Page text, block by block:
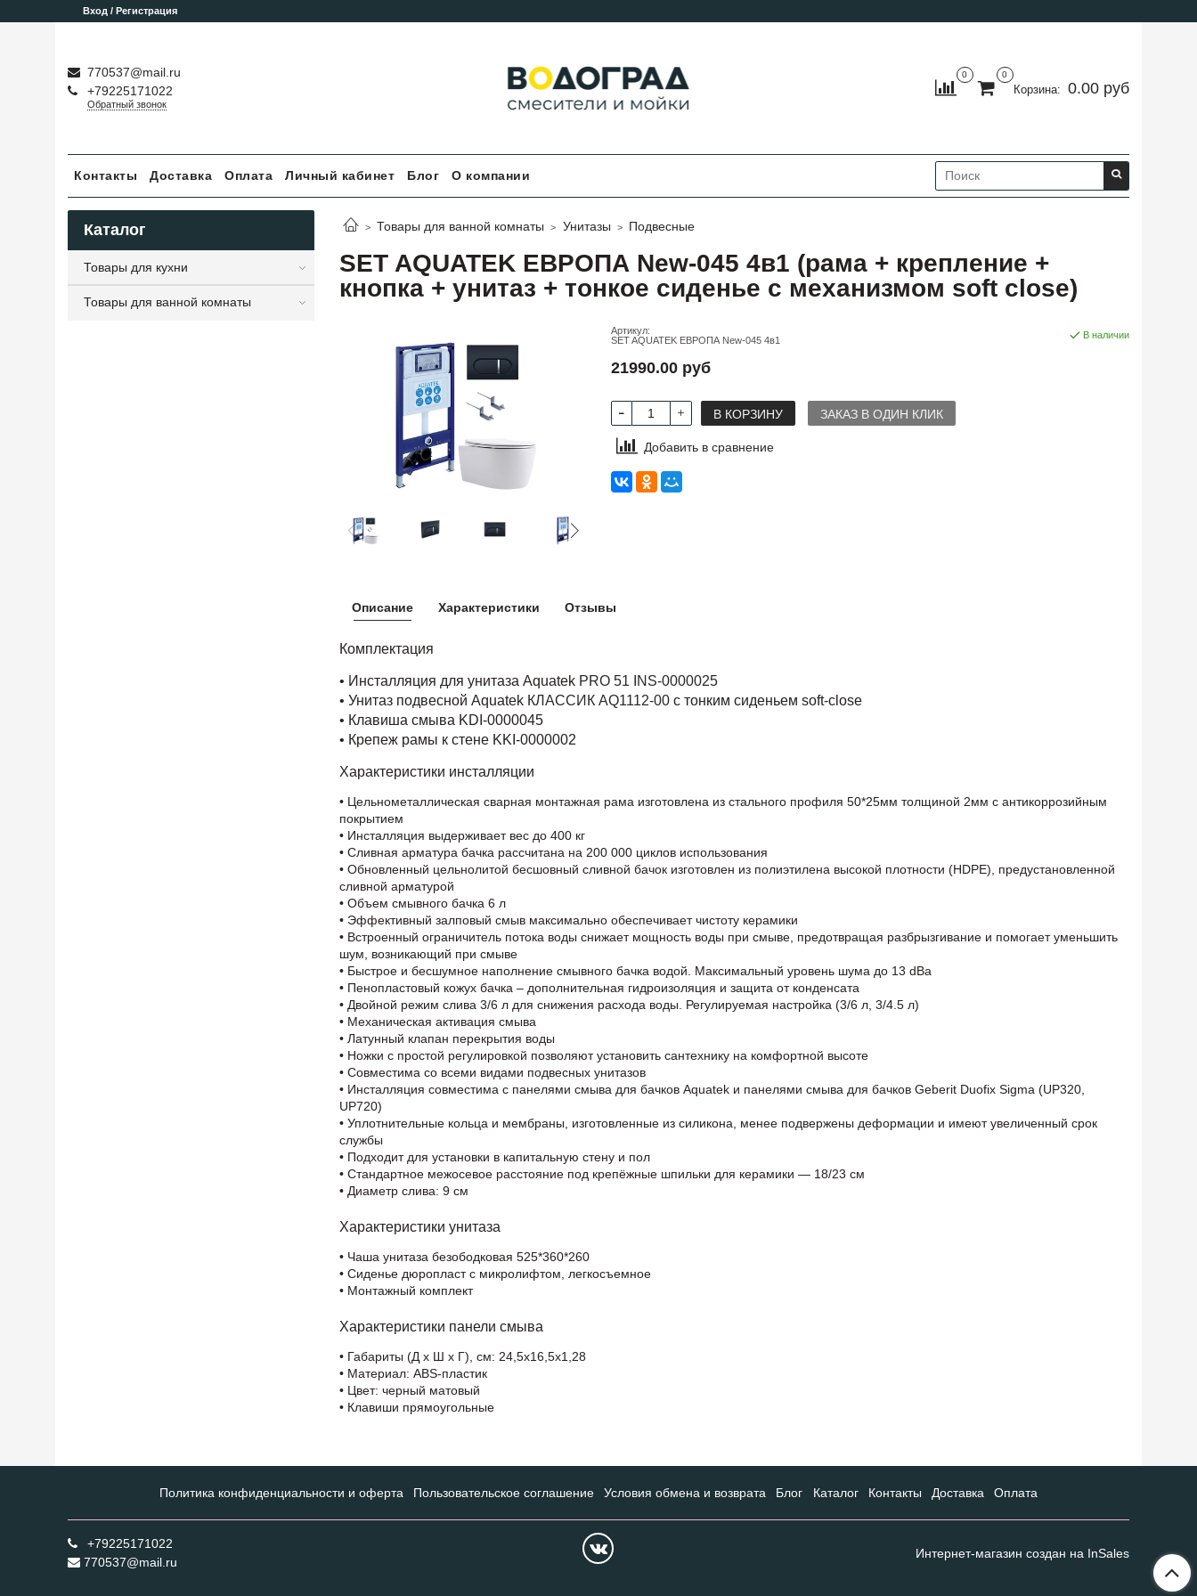
Вход / Регистрация
770537@mail.ru
+79225171022
Обратный звонок
0 0
Корзина: 0.00 руб
Контакты Доставка Оплата Личный кабинет Блог О компании
Товары для ванной комнаты Унитазы Подвесные
SET AQUATEK ЕВРОПА New-045 4в1 (рама + крепление +
кнопка + унитаз + тонкое сиденье с механизмом soft close)
Артикул:
SET AQUATEK ЕВРОПА New-045 4в1
В наличии
21990.00 руб
В КОРЗИНУ ЗАКАЗ В ОДИН КЛИК
Добавить в сравнение
Описание
Комплектация
• Инсталляция для унитаза Aquatek PRO 51 INS-0000025
• Унитаз подвесной Aquatek КЛАССИК AQ1112-00 с тонким сиденьем soft-close
• Клавиша смыва KDI-0000045
• Крепеж рамы к стене KKI-0000002
Характеристики инсталляции
• Цельнометаллическая сварная монтажная рама изготовлена из стального профиля 50*25мм толщиной 2мм с антикоррозийным
покрытием
• Инсталляция выдерживает вес до 400 кг
• Сливная арматура бачка рассчитана на 200 000 циклов использования
• Обновленный цельнолитой бесшовный сливной бачок изготовлен из полиэтилена высокой плотности (HDPE), предустановленной
сливной арматурой
• Объем смывного бачка 6 л
• Эффективный залповый смыв максимально обеспечивает чистоту керамики
• Встроенный ограничитель потока воды снижает мощность воды при смыве, предотвращая разбрызгивание и помогает уменьшить
шум, возникающий при смыве
• Быстрое и бесшумное наполнение смывного бачка водой. Максимальный уровень шума до 13 dBa
• Пенопластовый кожух бачка – дополнительная гидроизоляция и защита от конденсата
• Двойной режим слива 3/6 л для снижения расхода воды. Регулируемая настройка (3/6 л, 3/4.5 л)
• Механическая активация смыва
• Латунный клапан перекрытия воды
• Ножки с простой регулировкой позволяют установить сантехнику на комфортной высоте
• Совместима со всеми видами подвесных унитазов
• Инсталляция совместима с панелями смыва для бачков Aquatek и панелями смыва для бачков Geberit Duofix Sigma (UP320,
UP720)
• Уплотнительные кольца и мембраны, изготовленные из силикона, менее подвержены деформации и имеют увеличенный срок
службы
• Подходит для установки в капитальную стену и пол
• Стандартное межосевое расстояние под крепёжные шпильки для керамики — 18/23 см
• Диаметр слива: 9 см
Характеристики унитаза
• Чаша унитаза безободковая 525*360*260
• Сиденье дюропласт с микролифтом, легкосъемное
• Монтажный комплект
Характеристики панели смыва
• Габариты (Д х Ш х Г), см: 24,5х16,5х1,28
• Материал: ABS-пластик
• Цвет: черный матовый
• Клавиши прямоугольные
Характеристики Отзывы
Каталог
Товары для кухни
Товары для ванной комнаты
Политика конфиденциальности и оферта Пользовательское соглашение Условия обмена и возврата Блог Каталог Контакты Доставка Оплата
+79225171022
770537@mail.ru
Интернет-магазин создан на InSales